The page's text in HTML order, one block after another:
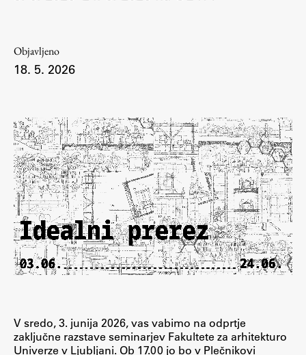
Knjižnica
Mednarodno sodelovanje
Konzorciji
Tržna dejavnost
Kontakti
Intranet UL FA
Intranet UL
Osebni portal FIORI
Spletni arhiv DEPO
Študij
Objavljeno
18. 5. 2026
V sredo, 3. junija 2026, vas vabimo na odprtje
zaključne razstave seminarjev Fakultete za arhitekturo
Univerze v Ljubljani. Ob 17.00 jo bo v Plečnikovi